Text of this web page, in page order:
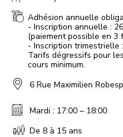
Adhésion annuelle
- Inscription annuelle :
(paiement possible en 3
- Inscription trimestrielle
Tarifs dégressifs pour
cours minimum.
6 Rue Maximilien
Mardi : 17:00 – 18:00
De 8 à 15 ans